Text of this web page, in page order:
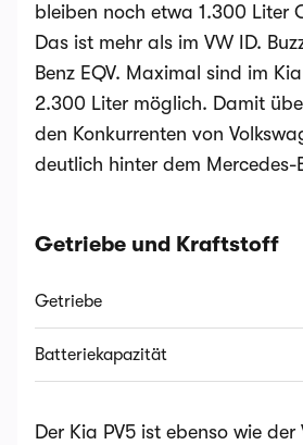
bleiben noch etwa 1.300 Liter
Das ist mehr als im VW ID.
Benz EQV. Maximal sind im
2.300 Liter möglich. Damit
den Konkurrenten von
deutlich hinter dem Mercedes-
Getriebe und Kraftstoff
Getriebe
Batteriekapazität
Der Kia PV5 ist ebenso wie der